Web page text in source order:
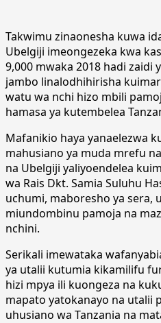
Takwimu zinaonesha kuwa
Ubelgiji imeongezeka kwa
9,000 mwaka 2018 hadi zaidi
jambo linalodhihirisha
watu wa nchi hizo mbili
hamasa ya kutembelea
Mafanikio haya yanaelezwa
mahusiano ya muda mrefu
na Ubelgiji yaliyoendelea
wa Rais Dkt. Samia Suluhu
uchumi, maboresho ya sera,
miundombinu pamoja na
nchini.
Serikali imewataka
ya utalii kutumia kikamilifu
hizi mpya ili kuongeza na
mapato yatokanayo na utalii
uhusiano wa Tanzania na